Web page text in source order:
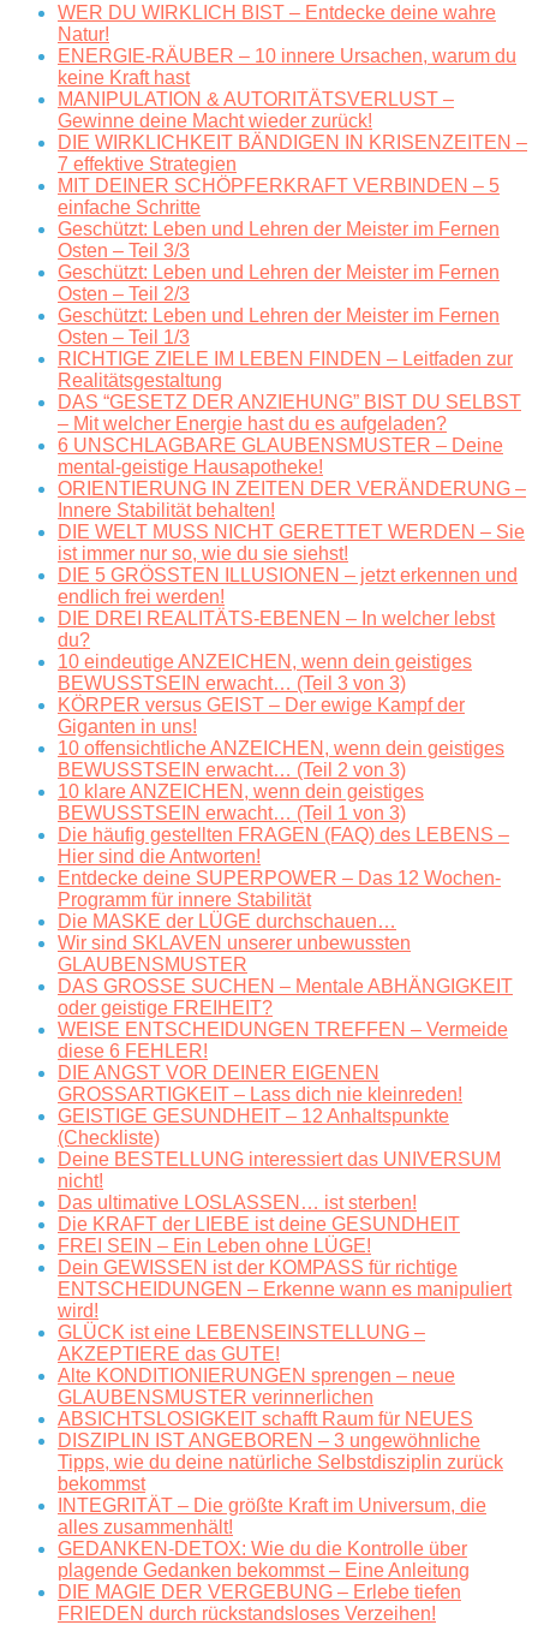
WER DU WIRKLICH BIST – Entdecke deine wahre
Natur!
ENERGIE-RÄUBER – 10 innere Ursachen, warum du
keine Kraft hast
MANIPULATION & AUTORITÄTSVERLUST –
Gewinne deine Macht wieder zurück!
DIE WIRKLICHKEIT BÄNDIGEN IN KRISENZEITEN –
7 effektive Strategien
MIT DEINER SCHÖPFERKRAFT VERBINDEN – 5
einfache Schritte
Geschützt: Leben und Lehren der Meister im Fernen
Osten – Teil 3/3
Geschützt: Leben und Lehren der Meister im Fernen
Osten – Teil 2/3
Geschützt: Leben und Lehren der Meister im Fernen
Osten – Teil 1/3
RICHTIGE ZIELE IM LEBEN FINDEN – Leitfaden zur
Realitätsgestaltung
DAS “GESETZ DER ANZIEHUNG” BIST DU SELBST
– Mit welcher Energie hast du es aufgeladen?
6 UNSCHLAGBARE GLAUBENSMUSTER – Deine
mental-geistige Hausapotheke!
ORIENTIERUNG IN ZEITEN DER VERÄNDERUNG –
Innere Stabilität behalten!
DIE WELT MUSS NICHT GERETTET WERDEN – Sie
ist immer nur so, wie du sie siehst!
DIE 5 GRÖSSTEN ILLUSIONEN – jetzt erkennen und
endlich frei werden!
DIE DREI REALITÄTS-EBENEN – In welcher lebst
du?
10 eindeutige ANZEICHEN, wenn dein geistiges
BEWUSSTSEIN erwacht… (Teil 3 von 3)
KÖRPER versus GEIST – Der ewige Kampf der
Giganten in uns!
10 offensichtliche ANZEICHEN, wenn dein geistiges
BEWUSSTSEIN erwacht… (Teil 2 von 3)
10 klare ANZEICHEN, wenn dein geistiges
BEWUSSTSEIN erwacht… (Teil 1 von 3)
Die häufig gestellten FRAGEN (FAQ) des LEBENS –
Hier sind die Antworten!
Entdecke deine SUPERPOWER – Das 12 Wochen-
Programm für innere Stabilität
Die MASKE der LÜGE durchschauen…
Wir sind SKLAVEN unserer unbewussten
GLAUBENSMUSTER
DAS GROSSE SUCHEN – Mentale ABHÄNGIGKEIT
oder geistige FREIHEIT?
WEISE ENTSCHEIDUNGEN TREFFEN – Vermeide
diese 6 FEHLER!
DIE ANGST VOR DEINER EIGENEN
GROSSARTIGKEIT – Lass dich nie kleinreden!
GEISTIGE GESUNDHEIT – 12 Anhaltspunkte
(Checkliste)
Deine BESTELLUNG interessiert das UNIVERSUM
nicht!
Das ultimative LOSLASSEN… ist sterben!
Die KRAFT der LIEBE ist deine GESUNDHEIT
FREI SEIN – Ein Leben ohne LÜGE!
Dein GEWISSEN ist der KOMPASS für richtige
ENTSCHEIDUNGEN – Erkenne wann es manipuliert
wird!
GLÜCK ist eine LEBENSEINSTELLUNG –
AKZEPTIERE das GUTE!
Alte KONDITIONIERUNGEN sprengen – neue
GLAUBENSMUSTER verinnerlichen
ABSICHTSLOSIGKEIT schafft Raum für NEUES
DISZIPLIN IST ANGEBOREN – 3 ungewöhnliche
Tipps, wie du deine natürliche Selbstdisziplin zurück
bekommst
INTEGRITÄT – Die größte Kraft im Universum, die
alles zusammenhält!
GEDANKEN-DETOX: Wie du die Kontrolle über
plagende Gedanken bekommst – Eine Anleitung
DIE MAGIE DER VERGEBUNG – Erlebe tiefen
FRIEDEN durch rückstandsloses Verzeihen!